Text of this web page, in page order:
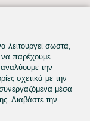
λειτουργεί σωστά,
να παρέχουμε
την
σχετικά με την
μέσα
Διαβάστε την